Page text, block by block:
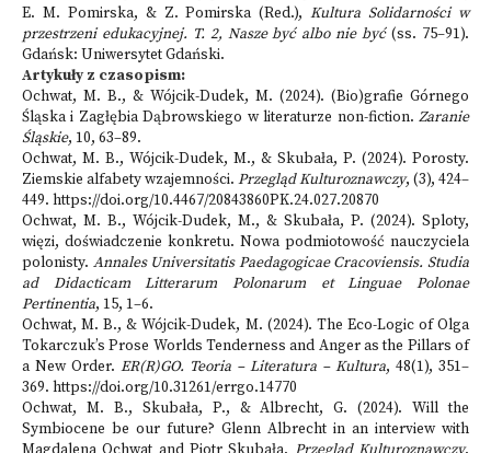
E. M. Pomirska, & Z. Pomirska (Red.),Kultura Solidarności w
przestrzeni edukacyjnej. T. 2, Nasze być albo nie być(ss. 75–91).
Gdańsk: Uniwersytet Gdański.
Artykuły z czasopism:
Ochwat, M. B., & Wójcik-Dudek, M. (2024). (Bio)grafie Górnego
Śląska i Zagłębia Dąbrowskiego w literaturze non-fiction. Zaranie
Śląskie, 10, 63–89.
Ochwat, M. B., Wójcik-Dudek, M., & Skubała, P. (2024). Porosty.
Ziemskie alfabety wzajemności. Przegląd Kulturoznawczy, (3), 424–
449. https://doi.org/10.4467/20843860PK.24.027.20870
Ochwat, M. B., Wójcik-Dudek, M., & Skubała, P. (2024). Sploty,
więzi, doświadczenie konkretu. Nowa podmiotowość nauczyciela
polonisty. Annales Universitatis Paedagogicae Cracoviensis. Studia
ad Didacticam Litterarum Polonarum et Linguae Polonae
Pertinentia, 15, 1–6.
Ochwat, M. B., & Wójcik-Dudek, M. (2024). The Eco-Logic of Olga
Tokarczuk’s Prose Worlds Tenderness and Anger as the Pillars of
a New Order. ER(R)GO. Teoria – Literatura – Kultura, 48(1), 351–
369. https://doi.org/10.31261/errgo.14770
Ochwat, M. B., Skubała, P., & Albrecht, G. (2024). Will the
Symbiocene be our future? Glenn Albrecht in an interview with